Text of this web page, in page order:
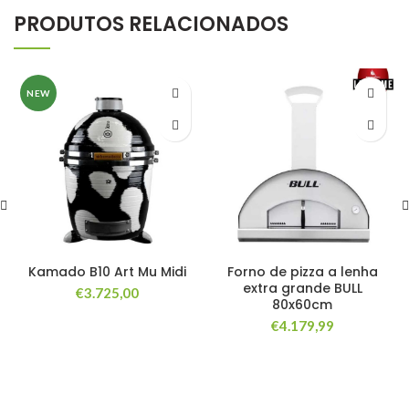
PRODUTOS RELACIONADOS
NEW
Kamado B10 Art Mu Midi
€3.725,00
Forno de pizza a lenha
extra grande BULL
80x60cm
€4.179,99